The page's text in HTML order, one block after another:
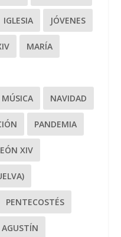
IGLESIA JÓVENES
MARÍA
MÚSICA NAVIDAD
PANDEMIA
XIV
PENTECOSTÉS
AGUSTÍN